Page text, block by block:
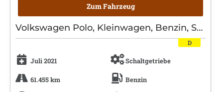
Zum Fahrzeug
Volkswagen Polo, Kleinwagen, Benzin, Schaltgetriebe, Grau
Juli 2021 Schaltgetriebe
61.455 km Benzin
D